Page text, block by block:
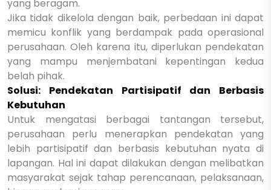
yang beragam.
Jika tidak dikelola dengan baik, perbedaan ini dapat
memicu konflik yang berdampak pada operasional
perusahaan. Oleh karena itu, diperlukan pendekatan
yang mampu menjembatani kepentingan kedua
belah pihak.
Solusi: Pendekatan Partisipatif dan Berbasis
Kebutuhan
Untuk mengatasi berbagai tantangan tersebut,
perusahaan perlu menerapkan pendekatan yang
lebih partisipatif dan berbasis kebutuhan nyata di
lapangan. Hal ini dapat dilakukan dengan melibatkan
masyarakat sejak tahap perencanaan, pelaksanaan,